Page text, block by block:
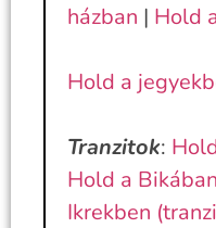
házban | Hold
Hold a
Tranzitok:
Hold a
Ikrekben